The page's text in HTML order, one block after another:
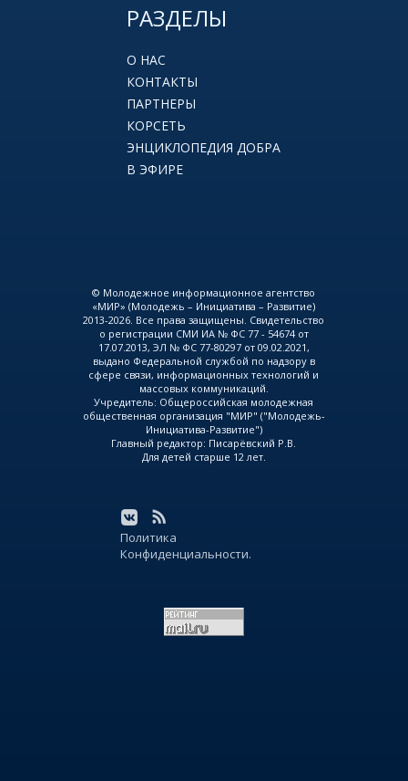
РАЗДЕЛЫ
О НАС
КОНТАКТЫ
ПАРТНЕРЫ
КОРСЕТЬ
ЭНЦИКЛОПЕДИЯ ДОБРА
В ЭФИРЕ
© Молодежное информационное агентство
«МИР» (Молодежь – Инициатива – Развитие)
2013-2026. Все права защищены. Свидетельство
о регистрации СМИ ИА № ФС 77 - 54674 от
17.07.2013, ЭЛ № ФС 77-80297 от 09.02.2021,
выдано Федеральной службой по надзору в
сфере связи, информационных технологий и
массовых коммуникаций.
Учредитель: Общероссийская молодежная
общественная организация "МИР" ("Молодежь-
Инициатива-Развитие")
Главный редактор: Писарёвский Р.В.
Для детей старше 12 лет.
Политика
Конфиденциальности.